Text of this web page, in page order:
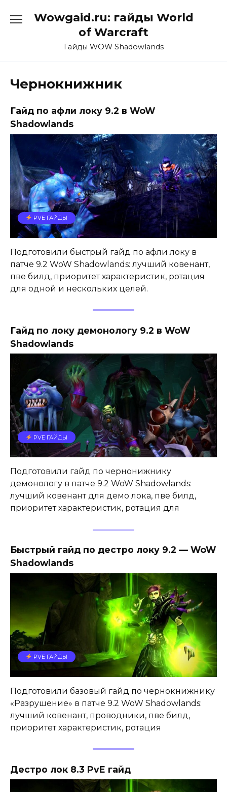
Wowgaid.ru: гайды World
of Warcraft
Гайды WOW Shadowlands
Чернокнижник
Гайд по афли локу 9.2 в WoW
Shadowlands
PVE ГАЙДЫ
Подготовили быстрый гайд по афли локу в
патче 9.2 WoW Shadowlands: лучший ковенант,
пве билд, приоритет характеристик, ротация
для одной и нескольких целей.
Гайд по локу демонологу 9.2 в WoW
Shadowlands
PVE ГАЙДЫ
Подготовили гайд по чернонижнику
демонологу в патче 9.2 WoW Shadowlands:
лучший ковенант для демо лока, пве билд,
приоритет характеристик, ротация для
Быстрый гайд по дестро локу 9.2 — WoW
Shadowlands
PVE ГАЙДЫ
Подготовили базовый гайд по чернокнижнику
«Разрушение» в патче 9.2 WoW Shadowlands:
лучший ковенант, проводники, пве билд,
приоритет характеристик, ротация
Дестро лок 8.3 PvE гайд